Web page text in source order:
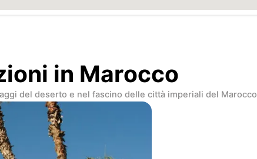
in Marocco
del deserto e nel fascino delle città imperiali del Marocco